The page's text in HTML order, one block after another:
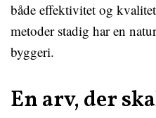
både effektivitet og
metoder stadig har en
byggeri.
En arv, der